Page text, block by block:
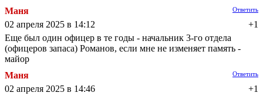
Маня
Ответить
+1
02 апреля 2025 в 14:12
Еще был один офицер в те годы - начальник 3-го отдела
(офицеров запаса) Романов, если мне не изменяет память -
майор
Маня
Ответить
+1
02 апреля 2025 в 14:46